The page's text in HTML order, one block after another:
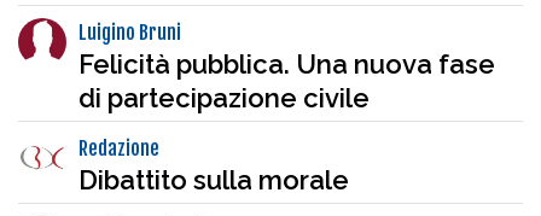
Luigino Bruni
Felicità pubblica. Una nuova fase
di partecipazione civile
Redazione
Dibattito sulla morale